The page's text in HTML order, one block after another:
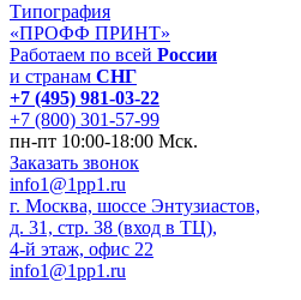
Типография
«ПРОФФ ПРИНТ»
Работаем по всей России
и странам СНГ
+7 (495) 981-03-22
+7 (800) 301-57-99
пн-пт 10:00-18:00 Мск.
Заказать звонок
info1@1pp1.ru
г. Москва, шоссе Энтузиастов,
д. 31, стр. 38 (вход в ТЦ),
4-й этаж, офис 22
info1@1pp1.ru